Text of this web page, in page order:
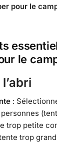
pour le
le
:
trop petite
trop